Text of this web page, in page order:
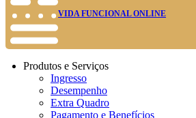
VIDA FUNCIONAL ONLINE
Produtos e Serviços
Ingresso
Desempenho
Extra Quadro
Pagamento e Benefícios